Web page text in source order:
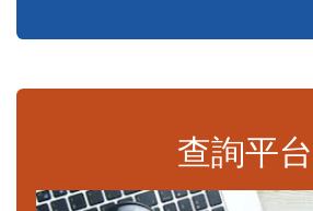
查詢平台